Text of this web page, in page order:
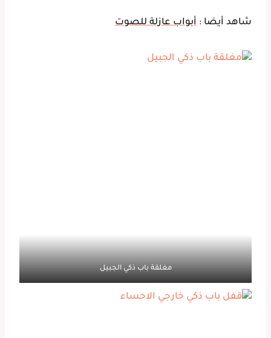
شاهد أيضا : أبواب عازلة للصوت
مغلقة باب ذكي الجبيل